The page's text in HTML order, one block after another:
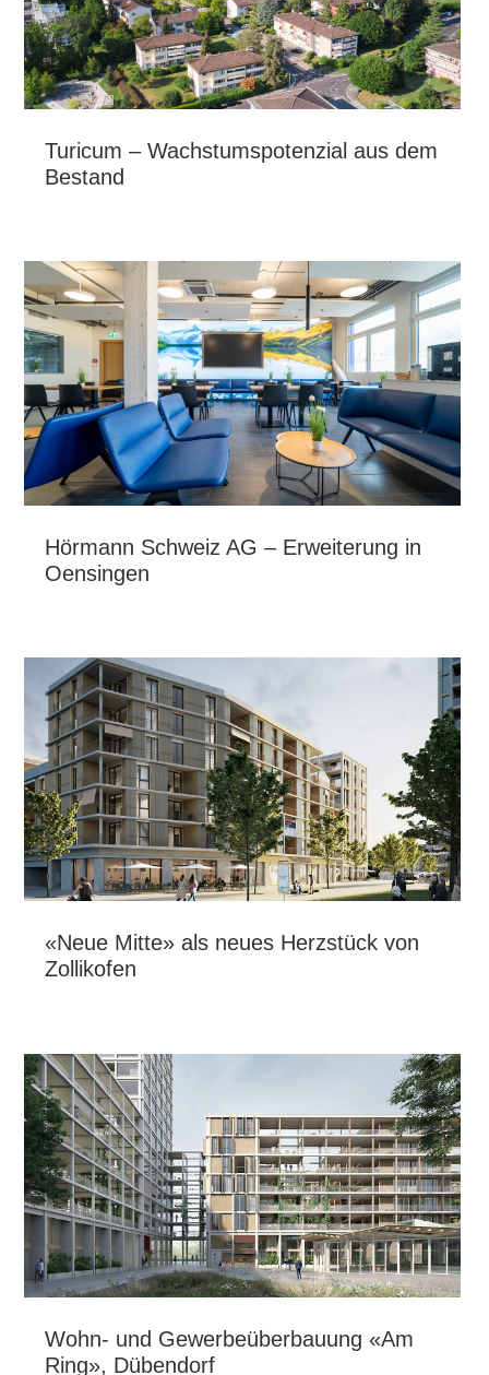
Turicum – Wachstumspotenzial aus dem
Bestand
Hörmann Schweiz AG – Erweiterung in
Oensingen
«Neue Mitte» als neues Herzstück von
Zollikofen
Wohn- und Gewerbeüberbauung «Am
Ring», Dübendorf